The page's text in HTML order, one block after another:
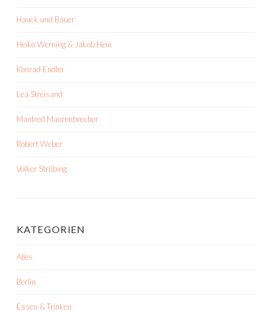
Hauck und Bauer
Heiko Werning & Jakob Hein
Konrad Endler
Lea Streisand
Manfred Maurenbrecher
Robert Weber
Volker Strübing
KATEGORIEN
Alles
Berlin
Essen & Trinken